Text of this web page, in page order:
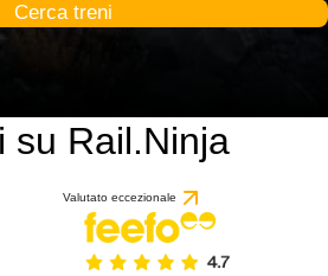
Cerca treni
su Rail.Ninja
Valutato eccezionale